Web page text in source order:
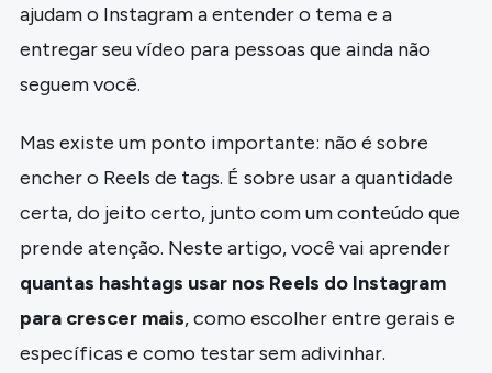
ajudam o Instagram a entender o tema e a
entregar seu vídeo para pessoas que ainda não
seguem você.
Mas existe um ponto importante: não é sobre
encher o Reels de tags. É sobre usar a quantidade
certa, do jeito certo, junto com um conteúdo que
prende atenção. Neste artigo, você vai aprender
quantas hashtags usar nos Reels do Instagram
para crescer mais, como escolher entre gerais e
específicas e como testar sem adivinhar.